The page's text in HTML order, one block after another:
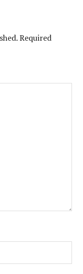
Required